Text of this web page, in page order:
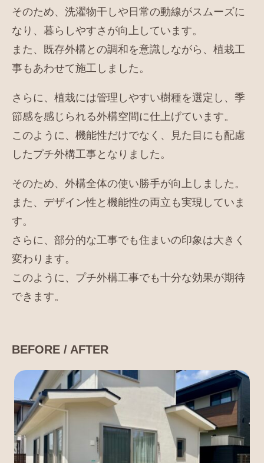
そのため、洗濯物干しや日常の動線がスムーズに
なり、暮らしやすさが向上しています。
また、既存外構との調和を意識しながら、植栽工
事もあわせて施工しました。
さらに、植栽には管理しやすい樹種を選定し、季
節感を感じられる外構空間に仕上げています。
このように、機能性だけでなく、見た目にも配慮
したプチ外構工事となりました。
そのため、外構全体の使い勝手が向上しました。
また、デザイン性と機能性の両立も実現していま
す。
さらに、部分的な工事でも住まいの印象は大きく
変わります。
このように、プチ外構工事でも十分な効果が期待
できます。
BEFORE / AFTER